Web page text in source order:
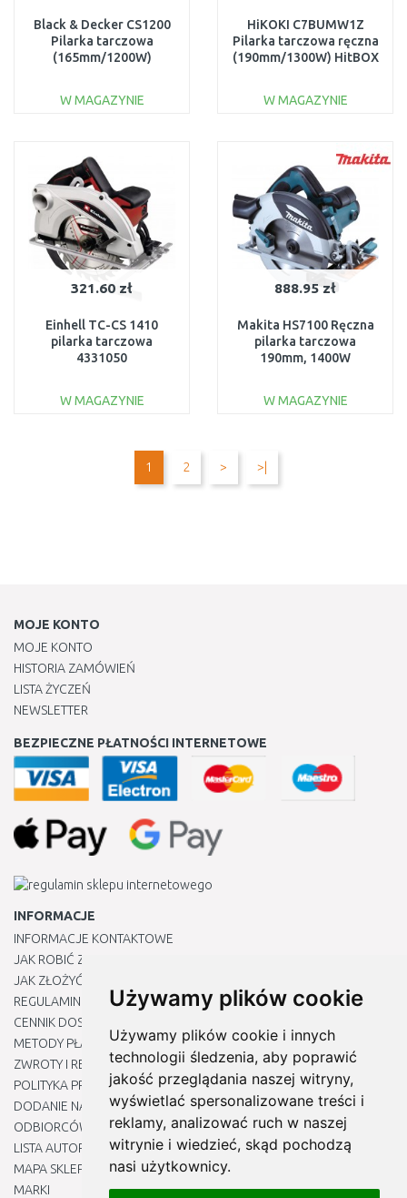
Używamy plików cookie
Używamy plików cookie i innych
technologii śledzenia, aby poprawić
jakość przeglądania naszej witryny,
wyświetlać spersonalizowane treści i
reklamy, analizować ruch w naszej
witrynie i wiedzieć, skąd pochodzą
nasi użytkownicy.
Black & Decker CS1200
Pilarka tarczowa
(165mm/1200W)
W MAGAZYNIE
Do porównania
HiKOKI C7BUMW1Z
Pilarka tarczowa ręczna
(190mm/1300W) HitBOX
W MAGAZYNIE
Do porównania
321.60 zł
Einhell TC-CS 1410
pilarka tarczowa
4331050
W MAGAZYNIE
888.95 zł
Makita HS7100 Ręczna
pilarka tarczowa
190mm, 1400W
W MAGAZYNIE
Do porównania
1 2 > >|
MOJE KONTO
MOJE KONTO
HISTORIA ZAMÓWIEŃ
LISTA ŻYCZEŃ
NEWSLETTER
BEZPIECZNE PŁATNOŚCI INTERNETOWE
INFORMACJE
INFORMACJE KONTAKTOWE
JAK ROBIĆ ZAKUPY ?
JAK ZŁOŻYĆ REKLAMACJĘ
REGULAMIN
CENNIK DOSTAWY
METODY PŁATNOŚCI
ZWROTY I REKLAMACJE PRODUKTÓW
POLITYKA PRYWATNOŚCI
DODANIE NASZYCH ADRESÓW E-MAIL DO LISTY ZAUFANYCH
ODBIORCÓW
LISTA AUTORYZOWANYCH CENTRÓW SERWISOWYCH
MAPA SKLEPU
MARKI